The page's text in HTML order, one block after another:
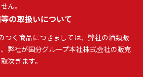
ん。
の取扱いについて
つく商品につきましては、弊社の酒類販
弊社が国分グループ本社株式会社の販売
次ぎます。